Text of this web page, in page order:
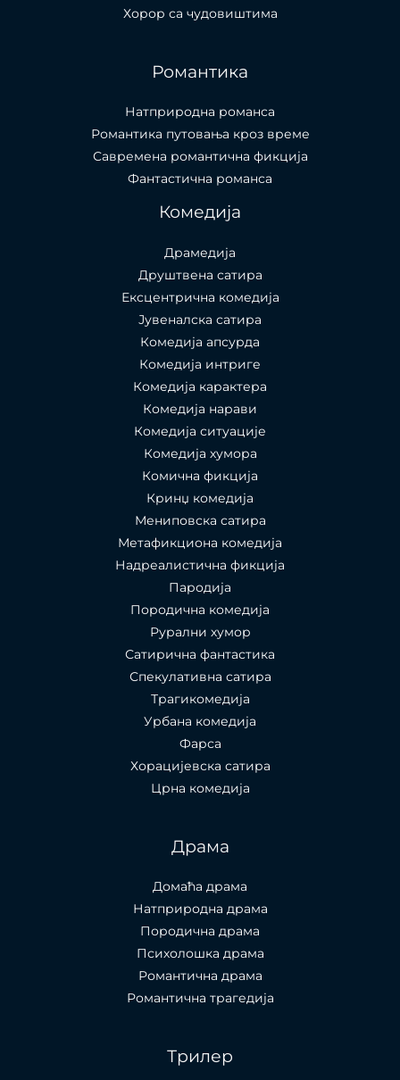
Хорор са чудовиштима
Романтика
Натприродна романса
Романтика путовања кроз време
Савремена романтична фикција
Фантастична романса
Комедија
Драмедија
Друштвена сатира
Ексцентрична комедија
Јувеналска сатира
Комедија апсурда
Комедија интриге
Комедија карактера
Комедија нарави
Комедија ситуације
Комедија хумора
Комична фикција
Кринџ комедија
Мениповска сатира
Метафикциона комедија
Надреалистична фикција
Пародија
Породична комедија
Рурални хумор
Сатирична фантастика
Спекулативна сатира
Трагикомедија
Урбана комедија
Фарса
Хорацијевска сатира
Црна комедија
Драма
Домаћа драма
Натприродна драма
Породична драма
Психолошка драма
Романтична драма
Романтична трагедија
Трилер